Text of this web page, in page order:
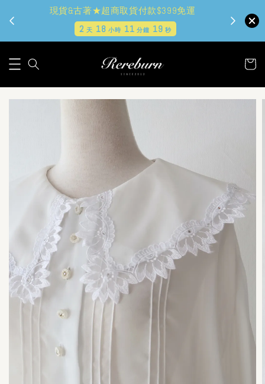
現貨&古著★超商取貨付款$399免運
2 天 18 小時 11 分鐘 18秒